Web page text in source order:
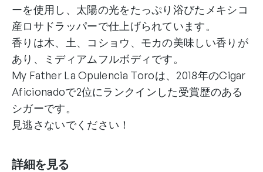
ーを使用し、太陽の光をたっぷり浴びたメキシコ
産ロサドラッパーで仕上げられています。
香りは木、土、コショウ、モカの美味しい香りが
あり、ミディアムフルボディです。
My Father La Opulencia Toroは、2018年のCigar
Aficionadoで2位にランクインした受賞歴のある
シガーです。
見逃さないでください！
詳細を見る